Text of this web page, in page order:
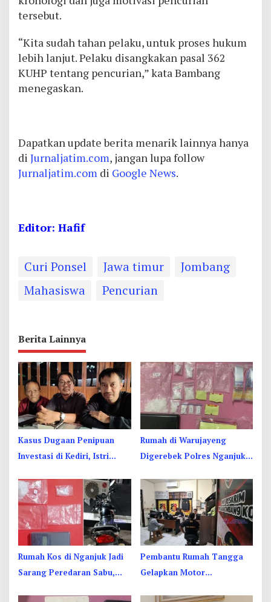
tersebut.
“Kita sudah tahan pelaku, untuk proses hukum
lebih lanjut. Pelaku disangkakan pasal 362
KUHP tentang pencurian,” kata Bambang
menegaskan.
Dapatkan update berita menarik lainnya hanya
di Jurnaljatim.com, jangan lupa follow
Jurnaljatim.com di Google News.
Editor: Hafif
Curi Ponsel Jawa timur
Jombang
Mahasiswa
Pencurian
Berita Lainnya
Kasus Dugaan Penipuan
Investasi di Kediri, Istri
Rumah di Warujayeng
Digerebek Polres Nganjuk,
Rumah Kos di Nganjuk Jadi
Sarang Peredaran Sabu,
Pembantu Rumah Tangga
Gelapkan Motor